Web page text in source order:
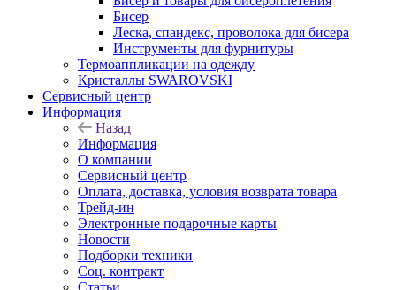
Бисер
Леска, спандекс, проволока для бисера
Инструменты для фурнитуры
Термоаппликации на одежду
Кристаллы SWAROVSKI
Сервисный центр
Информация
Назад
Информация
О компании
Сервисный центр
Оплата, доставка, условия возврата товара
Трейд-ин
Электронные подарочные карты
Новости
Подборки техники
Соц. контракт
Статьи